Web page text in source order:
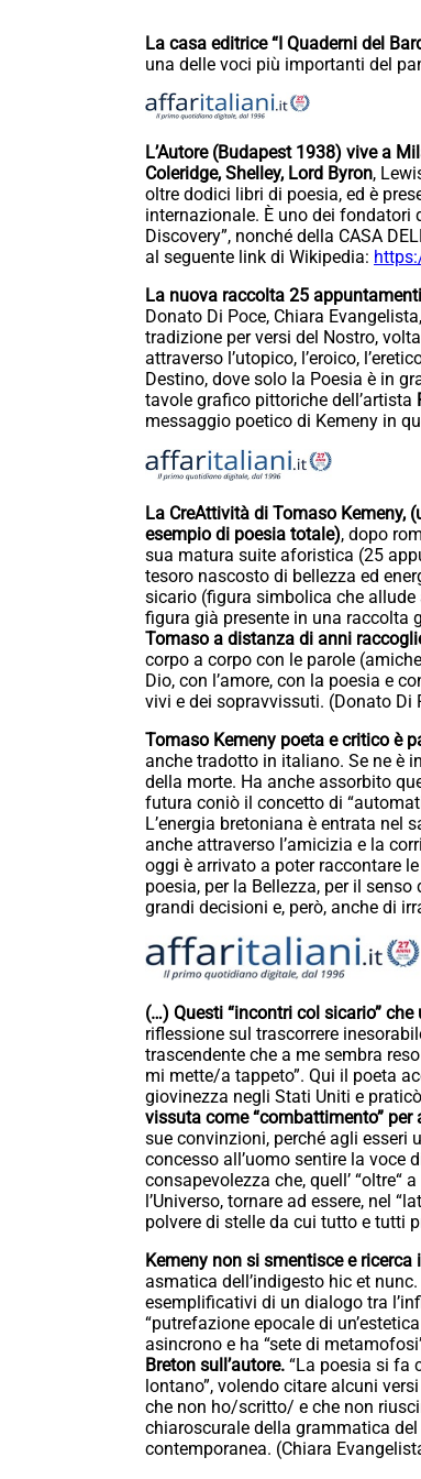
La casa editrice “I Quaderni del
una delle voci più importanti del
L’Autore (Budapest 1938) vive a
Coleridge, Shelley, Lord Byron,
oltre dodici libri di poesia, ed è
internazionale. È uno dei fondatori
Discovery”, nonché della CASA
al seguente link di Wikipedia:
La nuova raccolta 25
Donato Di Poce, Chiara
tradizione per versi del Nostro,
attraverso l’utopico, l’eroico,
Destino, dove solo la Poesia è in
tavole grafico pittoriche dell’artista
messaggio poetico di Kemeny in
La CreAttività di Tomaso Kemeny,
esempio di poesia totale), dopo
sua matura suite aforistica (25
tesoro nascosto di bellezza ed
sicario (figura simbolica che
figura già presente in una raccolta
Tomaso a distanza di anni
corpo a corpo con le parole
Dio, con l’amore, con la poesia e
vivi e dei sopravvissuti. (Donato Di
Tomaso Kemeny poeta e critico è
anche tradotto in italiano. Se ne è
della morte. Ha anche assorbito
futura coniò il concetto di
L’energia bretoniana è entrata nel
anche attraverso l’amicizia e la
oggi è arrivato a poter raccontare
poesia, per la Bellezza, per il
grandi decisioni e, però, anche di
(…) Questi “incontri col sicario”
riflessione sul trascorrere
trascendente che a me sembra
mi mette/a tappeto”. Qui il poeta
giovinezza negli Stati Uniti e
vissuta come “combattimento”
sue convinzioni, perché agli esseri
concesso all’uomo sentire la voce
consapevolezza che, quell’ “oltre“
l’Universo, tornare ad essere, nel
polvere di stelle da cui tutto e tutti
Kemeny non si smentisce e
asmatica dell’indigesto hic et
esemplificativi di un dialogo tra
“putrefazione epocale di
asincrono e ha “sete di
Breton sull’autore. “La poesia si fa
lontano”, volendo citare alcuni
che non ho/scritto/ e che non
chiaroscurale della grammatica
contemporanea. (Chiara